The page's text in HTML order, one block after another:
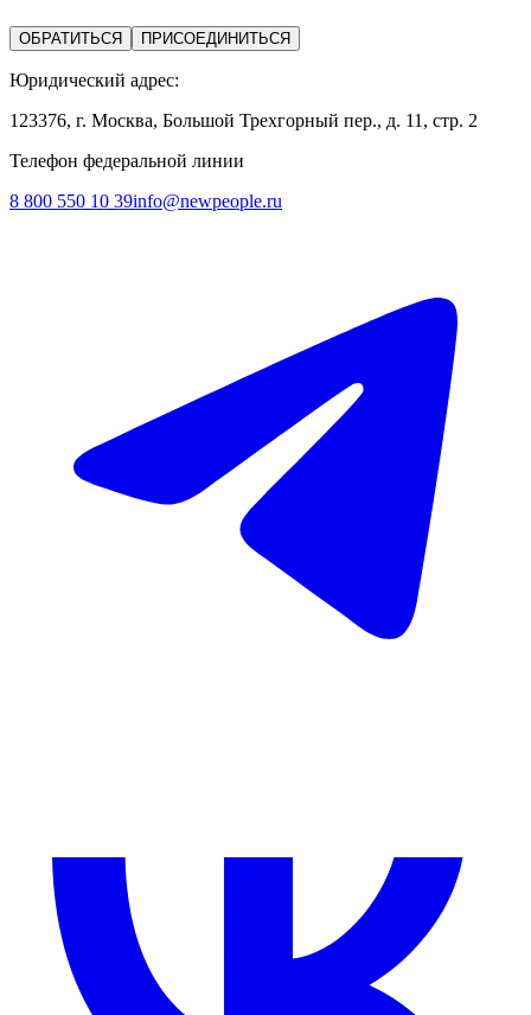
ОБРАТИТЬСЯ ПРИСОЕДИНИТЬСЯ
Юридический адрес:
123376, г. Москва, Большой Трехгорный пер., д. 11, стр. 2
Телефон федеральной линии
8 800 550 10 39info@newpeople.ru